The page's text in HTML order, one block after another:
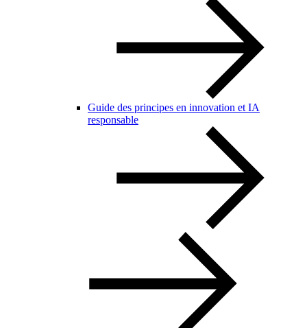
Guide des principes en innovation et IA
responsable